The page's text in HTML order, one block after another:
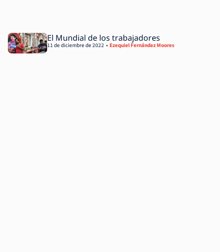
El Mundial de los trabajadores
Ezequiel Fernández Moores
11 de diciembre de 2022